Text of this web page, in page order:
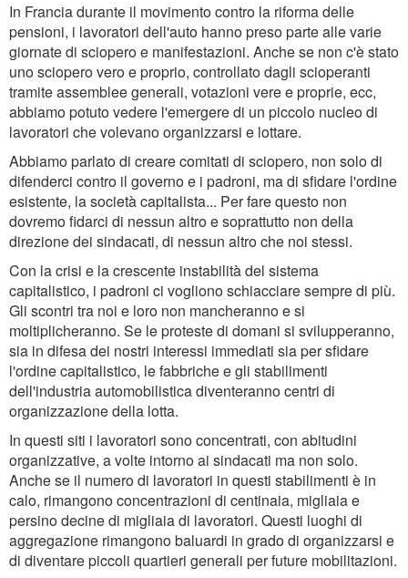
In Francia durante il movimento contro la riforma delle
pensioni, i lavoratori dell'auto hanno preso parte alle varie
giornate di sciopero e manifestazioni. Anche se non c'è stato
uno sciopero vero e proprio, controllato dagli scioperanti
tramite assemblee generali, votazioni vere e proprie, ecc,
abbiamo potuto vedere l'emergere di un piccolo nucleo di
lavoratori che volevano organizzarsi e lottare.
Abbiamo parlato di creare comitati di sciopero, non solo di
difenderci contro il governo e i padroni, ma di sfidare l'ordine
esistente, la società capitalista... Per fare questo non
dovremo fidarci di nessun altro e soprattutto non della
direzione dei sindacati, di nessun altro che noi stessi.
Con la crisi e la crescente instabilità del sistema
capitalistico, i padroni ci vogliono schiacciare sempre di più.
Gli scontri tra noi e loro non mancheranno e si
moltiplicheranno. Se le proteste di domani si svilupperanno,
sia in difesa dei nostri interessi immediati sia per sfidare
l'ordine capitalistico, le fabbriche e gli stabilimenti
dell'industria automobilistica diventeranno centri di
organizzazione della lotta.
In questi siti i lavoratori sono concentrati, con abitudini
organizzative, a volte intorno ai sindacati ma non solo.
Anche se il numero di lavoratori in questi stabilimenti è in
calo, rimangono concentrazioni di centinaia, migliaia e
persino decine di migliaia di lavoratori. Questi luoghi di
aggregazione rimangono baluardi in grado di organizzarsi e
di diventare piccoli quartieri generali per future mobilitazioni.